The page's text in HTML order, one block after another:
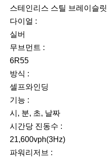
스테인리스 스틸 브레이슬릿
다이얼 :
실버
무브먼트 :
6R55
방식 :
셀프와인딩
기능 :
시, 분, 초, 날짜
시간당 진동수 :
21,600vph(3Hz)
파워리저브 :